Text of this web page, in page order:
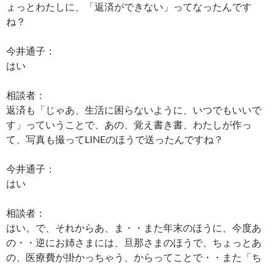
ょっとわたしに、「返済ができない」ってなったんです
ね？
今井通子：
はい
相談者：
返済も「じゃあ、生活に困らないように、いつでもいいで
す」っていうことで、あの、覚え書き書、わたしが作っ
て、写真も撮ってLINEのほうで送ったんですね？
今井通子：
はい
相談者：
はい。で、それからあ、ま・・また年末のほうに、今度あ
の・・逆にお姉さまには、旦那さまのほうで、ちょっとあ
の、医療費が掛かっちゃう、からってことで・・また「ち